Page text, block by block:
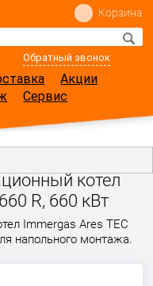
Обратный звонок
Корзина
Акции
Сервис
котел
R, 660 кВт
Immergas Ares TEC
напольного монтажа.